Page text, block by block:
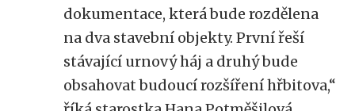
dokumentace, která bude rozdělena
na dva stavební objekty. První řeší
stávající urnový háj a druhý bude
obsahovat budoucí rozšíření hřbitova,“